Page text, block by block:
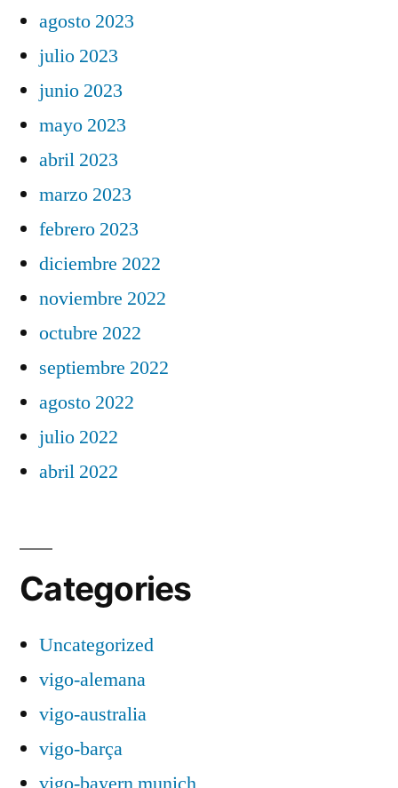
agosto 2023
julio 2023
junio 2023
mayo 2023
abril 2023
marzo 2023
febrero 2023
diciembre 2022
noviembre 2022
octubre 2022
septiembre 2022
agosto 2022
julio 2022
abril 2022
Categories
Uncategorized
vigo-alemana
vigo-australia
vigo-barça